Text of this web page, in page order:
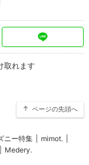
取れます
ページの先頭へ
ニー特集 mimot.
Medery.